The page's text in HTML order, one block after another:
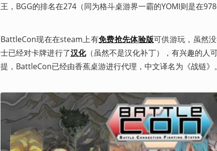
王，BGG的排名在274（同为格斗桌游界一霸的YOMI则是在
BattleCon现在在steam上有免费抢先体验版可供游玩，虽然
士已经对卡牌进行了汉化（虽然不是汉化补丁），有兴趣的人
提，BattleCon已经由香蕉桌游进行代理，中文译名为《战链》